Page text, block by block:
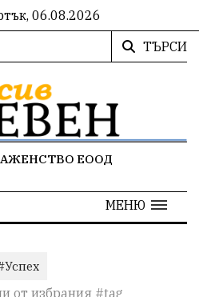
06.08.2026
ТЪРСИ
ЕООД
МЕНЮ
от избрания #tag